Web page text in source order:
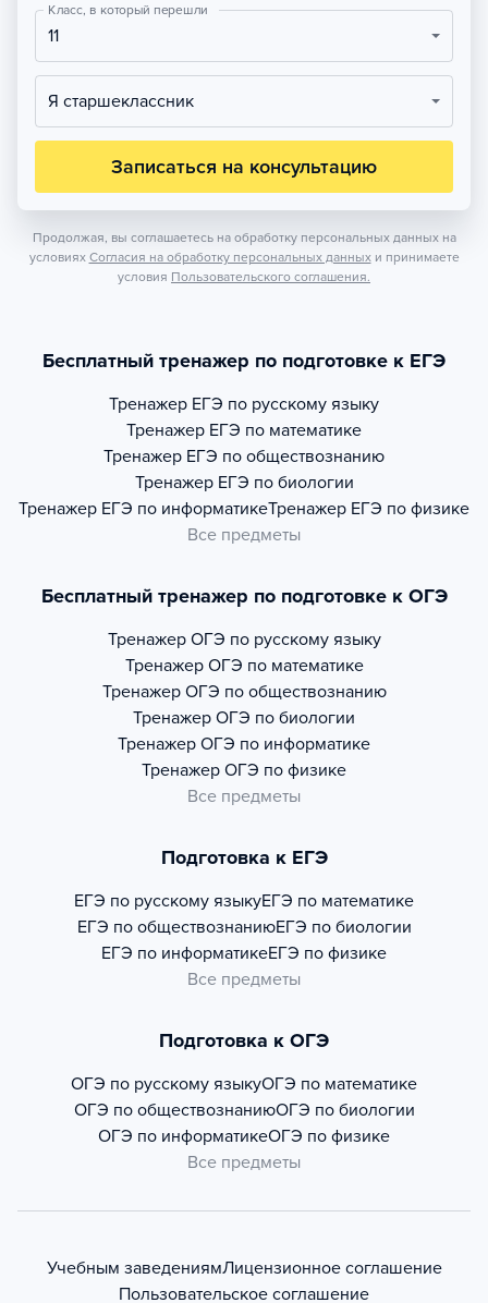
Класс, в который перешли
11
Я старшеклассник
Записаться на консультацию
Продолжая, вы соглашаетесь на обработку персональных данных на
условиях Согласия на обработку персональных данных и принимаете
условия Пользовательского соглашения.
Бесплатный тренажер по подготовке к ЕГЭ
Тренажер ЕГЭ по русскому языку
Тренажер ЕГЭ по математике
Тренажер ЕГЭ по обществознанию
Тренажер ЕГЭ по биологии
Тренажер ЕГЭ по информатикеТренажер ЕГЭ по физике
Все предметы
Бесплатный тренажер по подготовке к ОГЭ
Тренажер ОГЭ по русскому языку
Тренажер ОГЭ по математике
Тренажер ОГЭ по обществознанию
Тренажер ОГЭ по биологии
Тренажер ОГЭ по информатике
Тренажер ОГЭ по физике
Все предметы
Подготовка к ЕГЭ
ЕГЭ по русскому языкуЕГЭ по математике
ЕГЭ по обществознаниюЕГЭ по биологии
ЕГЭ по информатикеЕГЭ по физике
Все предметы
Подготовка к ОГЭ
ОГЭ по русскому языкуОГЭ по математике
ОГЭ по обществознаниюОГЭ по биологии
ОГЭ по информатикеОГЭ по физике
Все предметы
Учебным заведениямЛицензионное соглашение
Пользовательское соглашение